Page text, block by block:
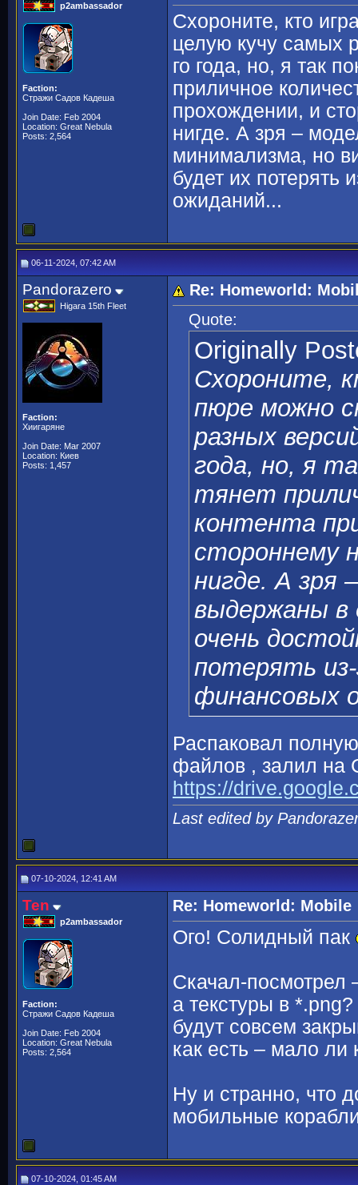
p2ambassador
Faction:
Стражи Садов Кадеша
Join Date: Feb 2004
Location: Great Nebula
Posts: 2,564
Схороните, кто
целую кучу самых
го года, но, я так
приличное
прохождении, и
нигде. А зря –
минимализма, но
будет их потерять
ожиданий...
06-11-2024, 07:42 AM
Pandorazero
Higara 15th Fleet
Faction:
Хиигаряне
Join Date: Mar 2007
Location: Киев
Posts: 1,457
Re: Homeworld:
Quote:
Originally
Схороните,
пюре можно
разных
года, но, я
тянет
контента
стороннему
нигде. А зря
выдержаны в
очень
потерять
финансовых
Распаковал
файлов , залил на
https://
Last edited by
07-10-2024, 12:41 AM
Ten
p2ambassador
Faction:
Стражи Садов Кадеша
Join Date: Feb 2004
Location: Great Nebula
Posts: 2,564
Re: Homeworld: Mobile
Ого! Солидный пак
Скачал-посмотрел
а текстуры в
будут совсем
как есть – мало
Ну и странно, что
мобильные
07-10-2024, 01:45 AM